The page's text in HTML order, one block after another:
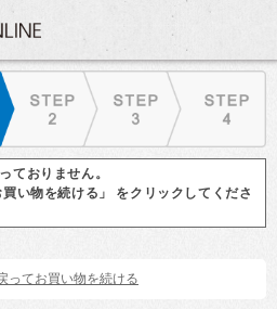
ておりません。
い物を続ける」 をクリックしてくださ